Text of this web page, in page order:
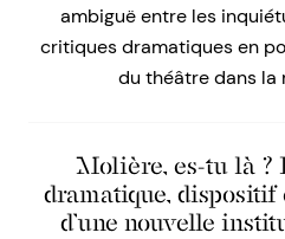
ambiguë entre les
critiques dramatiques en
du théâtre dans la
Molière, es-tu là ?
dramatique,
d’une nouvelle